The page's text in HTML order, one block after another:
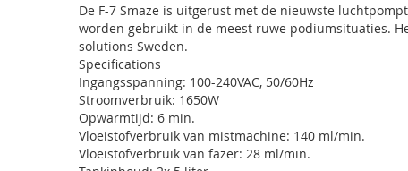
De F-7 Smaze is uitgerust met de nieuwste
worden gebruikt in de meest ruwe podiumsituaties.
solutions Sweden.
Specifications
Ingangsspanning: 100-240VAC, 50/60Hz
Stroomverbruik: 1650W
Opwarmtijd: 6 min.
Vloeistofverbruik van mistmachine: 140 ml/min.
Vloeistofverbruik van fazer: 28 ml/min.